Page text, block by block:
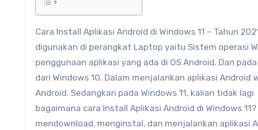
Cara Install Aplikasi Android di Windows 11 – Tahun 2021, Microsoft meluncurkan sistem operasi baru yang bisa
digunakan di perangkat Laptop yaitu Sistem operasi
penggunaan aplikasi yang ada di OS Android. Dan
dari Windows 10. Dalam menjalankan aplikasi
Android. Sedangkan pada Windows 11, kalian tidak
bagaimana cara Install Aplikasi Android di Windows
mendownload, menginstal, dan menjalankan aplikasi